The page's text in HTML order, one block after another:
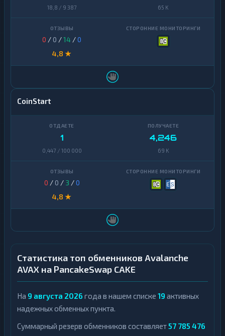
18,8 / 9 387 65 K
0 / 0 /14 /0
4,8 ★
CoinStart
1
0,447 / 100 000
4,246
69 K
0 / 0 / 3 /0
4,8 ★
Статистика топ обменников Avalanche
AVAX на PancakeSwap CAKE
На 9 августа 2026 года в нашем списке 19 активных
надежных обменных пункта.
Суммарный резерв обменников составляет57 785 476